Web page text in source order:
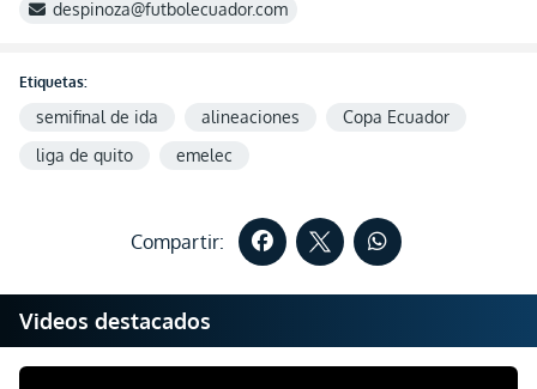
despinoza@futbolecuador.com
Etiquetas:
semifinal de ida alineaciones
Copa Ecuador
liga de quito
emelec
Compartir:
Videos destacados